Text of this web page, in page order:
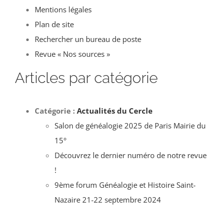
Mentions légales
Plan de site
Rechercher un bureau de poste
Revue « Nos sources »
Articles par catégorie
Catégorie : Actualités du Cercle
Salon de généalogie 2025 de Paris Mairie du
15°
Découvrez le dernier numéro de notre revue
!
9ème forum Généalogie et Histoire Saint-
Nazaire 21-22 septembre 2024